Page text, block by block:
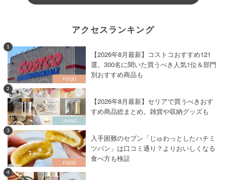
アクセスランキング
1
【2026年8月最新】コストコおすすめ121
選。300名に聞いた買うべき人気1位＆部門
別おすすめ商品も
2
【2026年8月最新】セリアで買うべきおす
すめ商品総まとめ。雑貨や収納グッズも
3
入手困難のセブン「じゅわっとしたハチミ
ツパン」は口コミ通り？よりおいしくなる
食べ方も検証
4